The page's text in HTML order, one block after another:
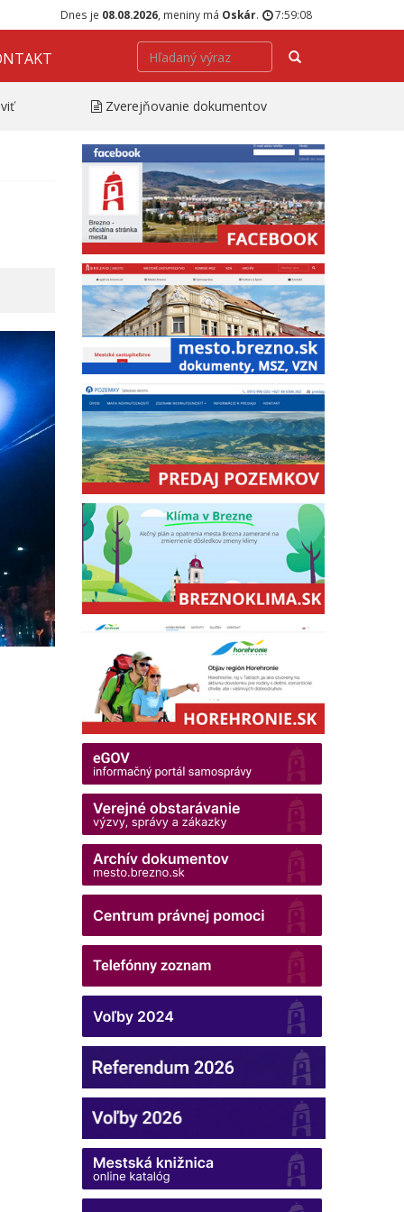
Dnes je 08.08.2026 , meniny má Oskár. 7:59:09
Hľadať
Zverejňovanie dokumentov